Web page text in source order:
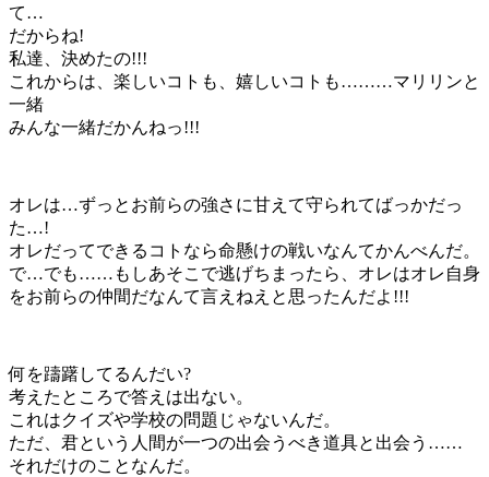
て…
だからね!
私達、決めたの!!!
これからは、楽しいコトも、嬉しいコトも………マリリンと
一緒
みんな一緒だかんねっ!!!
オレは…ずっとお前らの強さに甘えて守られてばっかだっ
た…!
オレだってできるコトなら命懸けの戦いなんてかんべんだ。
で…でも……もしあそこで逃げちまったら、オレはオレ自身
をお前らの仲間だなんて言えねえと思ったんだよ!!!
何を躊躇してるんだい?
考えたところで答えは出ない。
これはクイズや学校の問題じゃないんだ。
ただ、君という人間が一つの出会うべき道具と出会う……
それだけのことなんだ。